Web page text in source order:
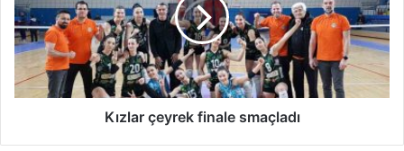
Kızlar çeyrek finale smaçladı